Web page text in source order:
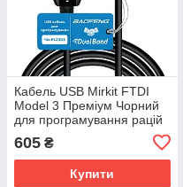
Кабель USB Mirkit FTDI
Model 3 Преміум Чорний
для програмування рацій
з роз'ємом "K2" Baofeng
605 ₴
Купити